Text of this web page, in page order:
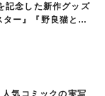
記念した新作グッズ
ー』『野良猫と
気コミックの実写